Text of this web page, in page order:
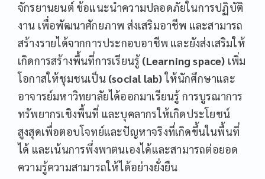
จักรยานยนต์ ข้อแนะนำความปลอดภัยในการปฏิบัติ
งาน เพื่อพัฒนาศักยภาพ ส่งเสริมอาชีพ และสามารถ
สร้างรายได้จากการประกอบอาชีพ และยังส่งเสริมให้
เกิดการสร้างพื้นที่การเรียนรู้ (Learning space) เพิ่ม
โอกาสให้ชุมชนเป็น (social lab)ให้นักศึกษาและ
อาจารย์มหาวิทยาลัยได้ออกมาเรียนรู้ การบูรณาการ
ทรัพยากรเชิงพื้นที่ และบุคลากรให้เกิดประโยชน์
สูงสุดเพื่อตอบโจทย์และปัญหาจริงที่เกิดขึ้นในพื้นที่
ได้ และเน้นการพึ่งพาตนเองได้และสามารถต่อยอด
ความรู้ความสามารถให้ได้อย่างยั่งยืน